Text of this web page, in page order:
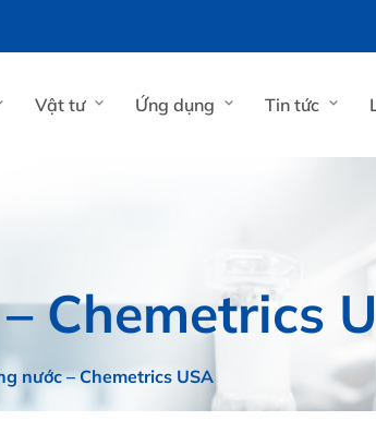
Vật tư Ứng dụng Tin tức
Chemetrics
nước – Chemetrics USA